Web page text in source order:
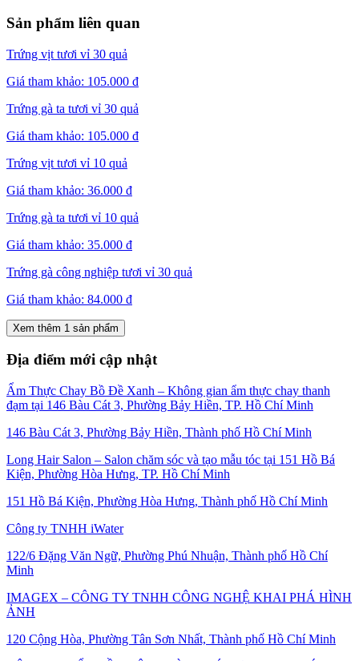
Sản phẩm liên quan
Trứng vịt tươi vỉ 30 quả
Giá tham khảo: 105.000 đ
Trứng gà ta tươi vỉ 30 quả
Giá tham khảo: 105.000 đ
Trứng vịt tươi vỉ 10 quả
Giá tham khảo: 36.000 đ
Trứng gà ta tươi vỉ 10 quả
Giá tham khảo: 35.000 đ
Trứng gà công nghiệp tươi vỉ 30 quả
Giá tham khảo: 84.000 đ
Xem thêm 1 sản phẩm
Địa điểm mới cập nhật
Ẩm Thực Chay Bồ Đề Xanh – Không gian ẩm thực chay thanh
đạm tại 146 Bàu Cát 3, Phường Bảy Hiền, TP. Hồ Chí Minh
146 Bàu Cát 3, Phường Bảy Hiền, Thành phố Hồ Chí Minh
Long Hair Salon – Salon chăm sóc và tạo mẫu tóc tại 151 Hồ Bá
Kiện, Phường Hòa Hưng, TP. Hồ Chí Minh
151 Hồ Bá Kiện, Phường Hòa Hưng, Thành phố Hồ Chí Minh
Công ty TNHH iWater
122/6 Đặng Văn Ngữ, Phường Phú Nhuận, Thành phố Hồ Chí
Minh
IMAGEX – CÔNG TY TNHH CÔNG NGHỆ KHAI PHÁ HÌNH
ẢNH
120 Cộng Hòa, Phường Tân Sơn Nhất, Thành phố Hồ Chí Minh